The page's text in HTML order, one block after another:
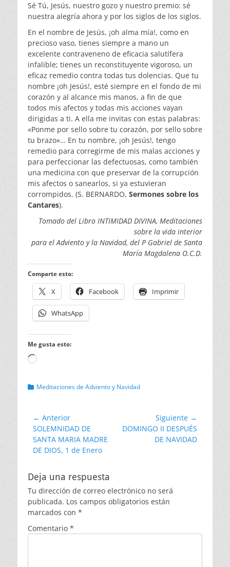
Sé Tú, Jesús, nuestro gozo y nuestro premio: sé
nuestra alegría ahora y por los siglos de los siglos.
En el nombre de Jesús, ¡oh alma mía!, como en
precioso vaso, tienes siempre a mano un
excelente contraveneno de efi­cacia salutífera
infalible; tienes un reconstituyente vigoroso, un
eficaz remedio contra todas tus dolencias. Que tu
nombre ¡oh Jesús!, esté siempre en el fondo de mi
corazón y al alcance mis manos, a fin de que
todos mis afectos y todas mis acciones vayan
dirigidas a ti. A ella me invitas con estas pa­labras:
«Ponme por sello sobre tu corazón, por sello sobre
tu brazo»… En tu nombre, ¡oh Jesús!, tengo
remedio para corregir­me de mis malas acciones y
para perfeccionar las defectuosas, como también
una medicina con que preservar de la corrupción
mis afectos o sanearlos, si ya estuvieran
corrompid­os. (S. BERNARDO, Sermones sobre los
Cantares).
Tomado del Libro INTIMIDAD DIVINA, Meditaciones
sobre la vida interior
para el Adviento y la Navidad, del P Gabriel de Santa
María Magdalena O.C.D.
Comparte esto:
X Facebook Imprimir
WhatsApp
Me gusta esto:
Cargando...
Categorias
Meditaciones de Adviento y Navidad
Navegación
de
entradas
← Anterior
Entrada
anterior:
SOLEMNIDAD DE
SANTA MARIA MADRE
DE DIOS, 1 de Enero
Siguiente →
Entrada
DOMINGO II DESPUÉS
DE NAVIDAD
Deja una respuesta
Tu dirección de correo electrónico no será
publicada. Los campos obligatorios están
marcados con *
Comentario *